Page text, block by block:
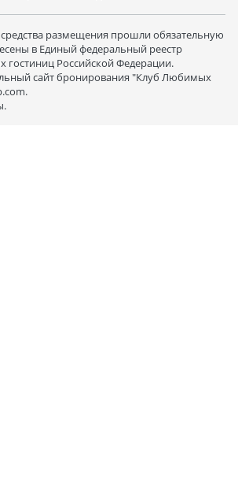
размещения прошли обязательную
в Единый федеральный реестр
гостиниц Российской Федерации.
сайт бронирования "Клуб Любимых